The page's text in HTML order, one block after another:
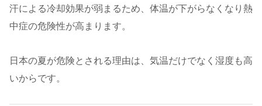
汗による冷却効果が弱まるため、体温が下がらなくなり熱
中症の危険性が高まります。
日本の夏が危険とされる理由は、気温だけでなく湿度も高
いからです。